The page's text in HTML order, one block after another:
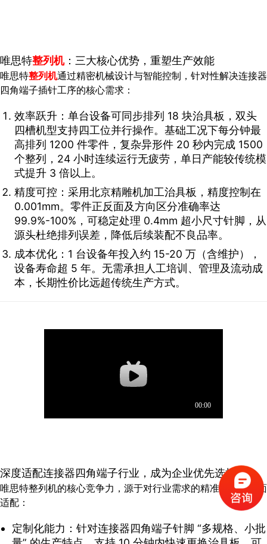
唯思特整列机：三大核心优势，重塑生产效能
唯思特整列机通过精密机械设计与智能控制，针对性解决连接器
四角端子插针工序的核心需求：
效率跃升：单台设备可同步排列 18 块治具板，双头
四槽机型支持四工位并行操作。基础工况下每分钟最
高排列 1200 件零件，复杂异形件 20 秒内完成 1500
个整列，24 小时连续运行无疲劳，单日产能较传统模
式提升 3 倍以上。
精度可控：采用北京精雕机加工治具板，精度控制在
0.001mm。零件正反面及方向区分准确率达
99.9%-100%，可稳定处理 0.4mm 超小尺寸针脚，从
源头杜绝排列误差，降低后续装配不良品率。
成本优化：1 台设备年投入约 15-20 万（含维护），
设备寿命超 5 年。无需承担人工培训、管理及流动成
本，长期性价比远超传统生产方式。
深度适配连接器四角端子行业，成为企业优先选择
唯思特整列机的核心竞争力，源于对行业需求的精准把握与全面
适配：
定制化能力：针对连接器四角端子针脚 “多规格、小批